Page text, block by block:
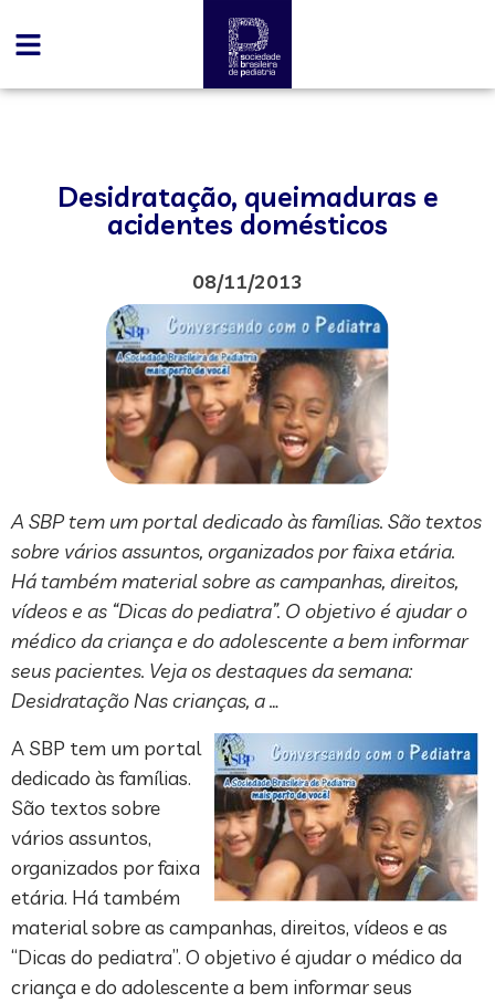
Desidratação, queimaduras e
acidentes domésticos
08/11/2013
A SBP tem um portal dedicado às famílias. São textos
sobre vários assuntos, organizados por faixa etária.
Há também material sobre as campanhas, direitos,
vídeos e as “Dicas do pediatra”. O objetivo é ajudar o
médico da criança e do adolescente a bem informar
seus pacientes. Veja os destaques da semana:
Desidratação Nas crianças, a …
A SBP tem um portal
dedicado às famílias.
São textos sobre
vários assuntos,
organizados por faixa
etária. Há também
material sobre as campanhas, direitos, vídeos e as
“Dicas do pediatra”. O objetivo é ajudar o médico da
criança e do adolescente a bem informar seus